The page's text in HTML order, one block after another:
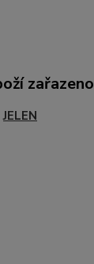
JELEN